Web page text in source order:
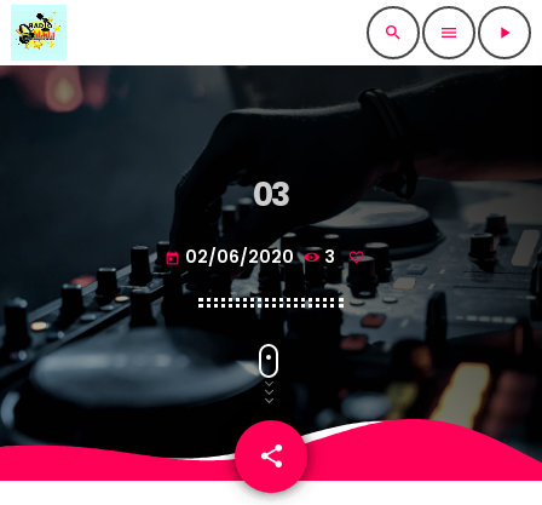
search menu play_arrow
03
today 02/06/2020 3
share
email